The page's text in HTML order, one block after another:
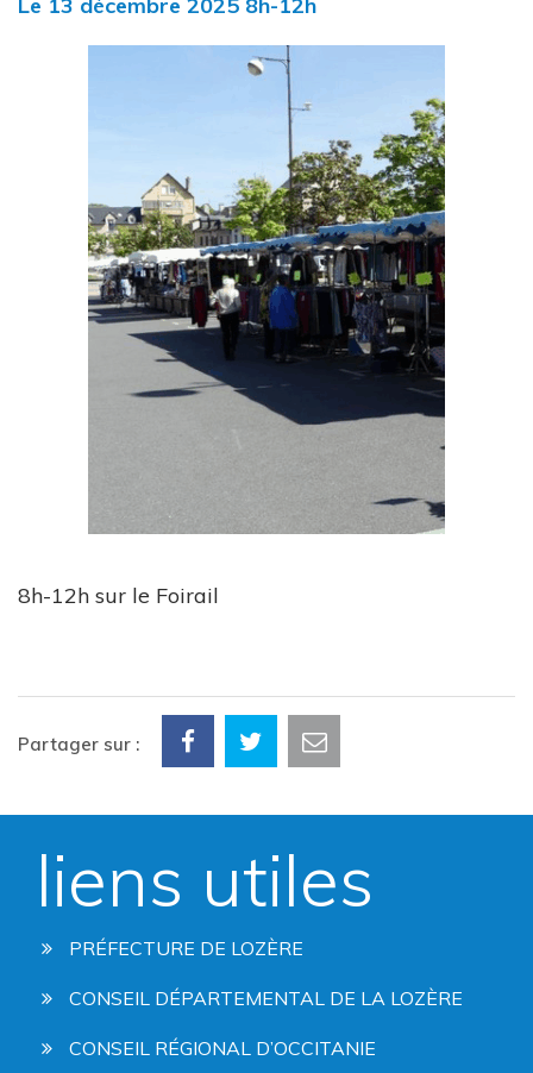
8h-12h sur le Foirail
Partager sur :
liens utiles
PRÉFECTURE DE LOZÈRE
CONSEIL DÉPARTEMENTAL DE LA LOZÈRE
CONSEIL RÉGIONAL D’OCCITANIE